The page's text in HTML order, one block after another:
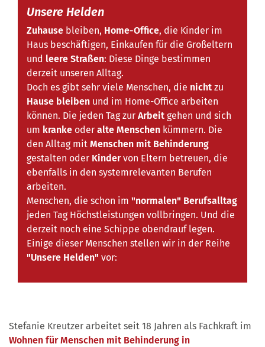
Unsere Helden
Zuhause bleiben, Home-Office, die Kinder im
Haus beschäftigen, Einkaufen für die Großeltern
und leere Straßen: Diese Dinge bestimmen
derzeit unseren Alltag.
Doch es gibt sehr viele Menschen, die nicht zu
Hause bleiben und im Home-Office arbeiten
können. Die jeden Tag zur Arbeit gehen und sich
um kranke oder alte Menschen kümmern. Die
den Alltag mit Menschen mit Behinderung
gestalten oder Kindervon Eltern betreuen, die
ebenfalls in den systemrelevanten Berufen
arbeiten.
Menschen, die schon im "normalen" Berufsalltag
jeden Tag Höchstleistungen vollbringen. Und die
derzeit noch eine Schippe obendrauf legen.
Einige dieser Menschen stellen wir in der Reihe
"Unsere Helden" vor:
Stefanie Kreutzer arbeitet seit 18 Jahren als Fachkraft im
Wohnen für Menschen mit Behinderung in